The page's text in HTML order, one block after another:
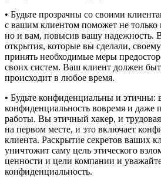
• Будьте прозрачны со своими
с вашим клиентом поможет не только
но и вам, повысив вашу надежность.
открытия, которые вы сделали,
принять необходимые меры
своих систем. Ваш клиент должен
происходит в любое время.
• Будьте конфиденциальны и этичны:
конфиденциальность вовремя и даже
работы. Вы этичный хакер, и трудовая
на первом месте, и это включает
клиента. Раскрытие секретов ваших
уничтожит саму цель этического
ценности и цели компании и
конфиденциальность.